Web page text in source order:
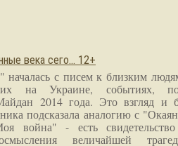
века сего… 12+
началась с писем к близким
на Украине, событиях,
2014 года. Это взгляд и
подсказала аналогию с
война" - есть
величайшей